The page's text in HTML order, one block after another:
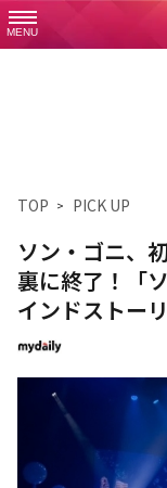
MENU
TOP PICK UP
ソン・ゴニ、
裏に終了！「
インドストー